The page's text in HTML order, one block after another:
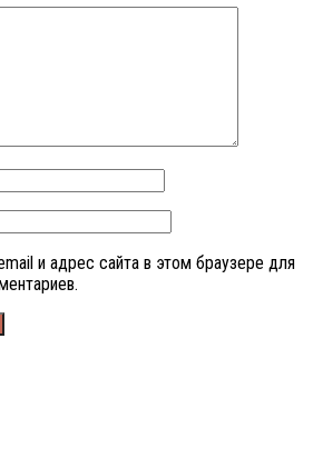
и адрес сайта в этом браузере для